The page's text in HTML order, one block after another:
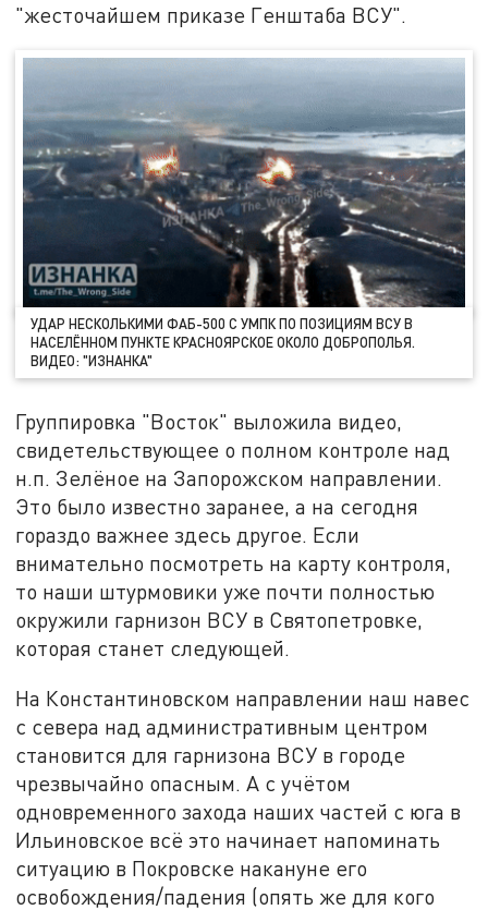
"жесточайшем приказе Генштаба ВСУ".
УДАР НЕСКОЛЬКИМИ ФАБ-500 С УМПК ПО ПОЗИЦИЯМ ВСУ В
НАСЕЛЁННОМ ПУНКТЕ КРАСНОЯРСКОЕ ОКОЛО ДОБРОПОЛЬЯ.
ВИДЕО: "ИЗНАНКА"
Группировка "Восток" выложила видео,
свидетельствующее о полном контроле над
н.п. Зелёное на Запорожском направлении.
Это было известно заранее, а на сегодня
гораздо важнее здесь другое. Если
внимательно посмотреть на карту контроля,
то наши штурмовики уже почти полностью
окружили гарнизон ВСУ в Святопетровке,
которая станет следующей.
На Константиновском направлении наш навес
с севера над административным центром
становится для гарнизона ВСУ в городе
чрезвычайно опасным. А с учётом
одновременного захода наших частей с юга в
Ильиновское всё это начинает напоминать
ситуацию в Покровске накануне его
освобождения/падения (опять же для кого